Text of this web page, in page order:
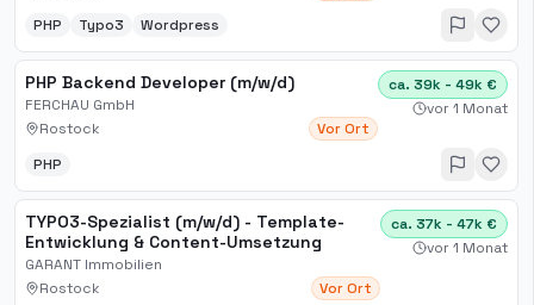
PHP Typo3 Wordpress
PHP Backend Developer (m/w/d)
FERCHAU GmbH
Rostock
Vor Ort
ca. 39k - 49k €
vor 1 Monat
PHP
TYPO3-Spezialist (m/w/d) - Template-
Entwicklung & Content-Umsetzung
GARANT Immobilien
Rostock
Vor Ort
ca. 37k - 47k €
vor 1 Monat